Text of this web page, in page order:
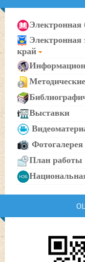
Электронная
Электронная
край
Выставки
Фотогалерея
План работы